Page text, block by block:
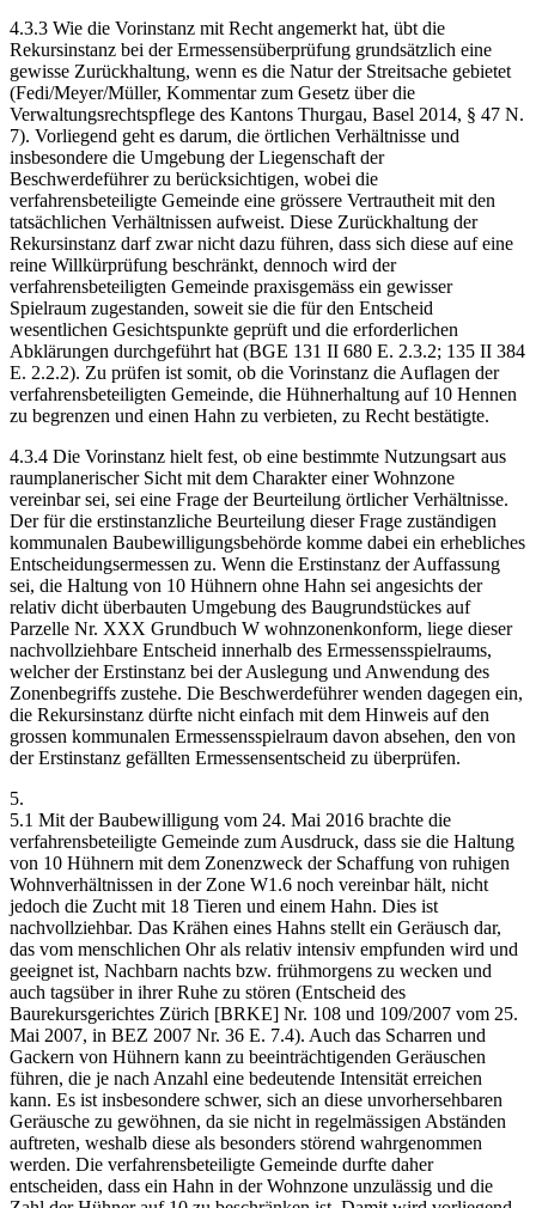
4.3.3 Wie die Vorinstanz mit Recht angemerkt hat, übt die
Rekursinstanz bei der Ermessensüberprüfung grundsätzlich eine
gewisse Zurückhaltung, wenn es die Natur der Streitsache gebietet
(Fedi/Meyer/Müller, Kommentar zum Gesetz über die
Verwaltungsrechtspflege des Kantons Thurgau, Basel 2014, § 47 N.
7). Vorliegend geht es darum, die örtlichen Verhältnisse und
insbesondere die Umgebung der Liegenschaft der
Beschwerdeführer zu berücksichtigen, wobei die
verfahrensbeteiligte Gemeinde eine grössere Vertrautheit mit den
tatsächlichen Verhältnissen aufweist. Diese Zurückhaltung der
Rekursinstanz darf zwar nicht dazu führen, dass sich diese auf eine
reine Willkürprüfung beschränkt, dennoch wird der
verfahrensbeteiligten Gemeinde praxisgemäss ein gewisser
Spielraum zugestanden, soweit sie die für den Entscheid
wesentlichen Gesichtspunkte geprüft und die erforderlichen
Abklärungen durchgeführt hat (BGE 131 II 680 E. 2.3.2; 135 II 384
E. 2.2.2). Zu prüfen ist somit, ob die Vorinstanz die Auflagen der
verfahrensbeteiligten Gemeinde, die Hühnerhaltung auf 10 Hennen
zu begrenzen und einen Hahn zu verbieten, zu Recht bestätigte.
4.3.4 Die Vorinstanz hielt fest, ob eine bestimmte Nutzungsart aus
raumplanerischer Sicht mit dem Charakter einer Wohnzone
vereinbar sei, sei eine Frage der Beurteilung örtlicher Verhältnisse.
Der für die erstinstanzliche Beurteilung dieser Frage zuständigen
kommunalen Baubewilligungsbehörde komme dabei ein erhebliches
Entscheidungsermessen zu. Wenn die Erstinstanz der Auffassung
sei, die Haltung von 10 Hühnern ohne Hahn sei angesichts der
relativ dicht überbauten Umgebung des Baugrundstückes auf
Parzelle Nr. XXX Grundbuch W wohnzonenkonform, liege dieser
nachvollziehbare Entscheid innerhalb des Ermessensspielraums,
welcher der Erstinstanz bei der Auslegung und Anwendung des
Zonenbegriffs zustehe. Die Beschwerdeführer wenden dagegen ein,
die Rekursinstanz dürfte nicht einfach mit dem Hinweis auf den
grossen kommunalen Ermessensspielraum davon absehen, den von
der Erstinstanz gefällten Ermessensentscheid zu überprüfen.
5.
5.1 Mit der Baubewilligung vom 24. Mai 2016 brachte die
verfahrensbeteiligte Gemeinde zum Ausdruck, dass sie die Haltung
von 10 Hühnern mit dem Zonenzweck der Schaffung von ruhigen
Wohnverhältnissen in der Zone W1.6 noch vereinbar hält, nicht
jedoch die Zucht mit 18 Tieren und einem Hahn. Dies ist
nachvollziehbar. Das Krähen eines Hahns stellt ein Geräusch dar,
das vom menschlichen Ohr als relativ intensiv empfunden wird und
geeignet ist, Nachbarn nachts bzw. frühmorgens zu wecken und
auch tagsüber in ihrer Ruhe zu stören (Entscheid des
Baurekursgerichtes Zürich [BRKE] Nr. 108 und 109/2007 vom 25.
Mai 2007, in BEZ 2007 Nr. 36 E. 7.4). Auch das Scharren und
Gackern von Hühnern kann zu beeinträchtigenden Geräuschen
führen, die je nach Anzahl eine bedeutende Intensität erreichen
kann. Es ist insbesondere schwer, sich an diese unvorhersehbaren
Geräusche zu gewöhnen, da sie nicht in regelmässigen Abständen
auftreten, weshalb diese als besonders störend wahrgenommen
werden. Die verfahrensbeteiligte Gemeinde durfte daher
entscheiden, dass ein Hahn in der Wohnzone unzulässig und die